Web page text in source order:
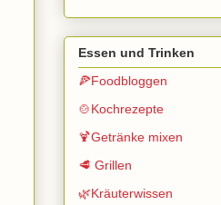
Essen und Trinken
🍕Foodbloggen
🍲Kochrezepte
🍹Getränke mixen
🥩 Grillen
🌿Kräuterwissen